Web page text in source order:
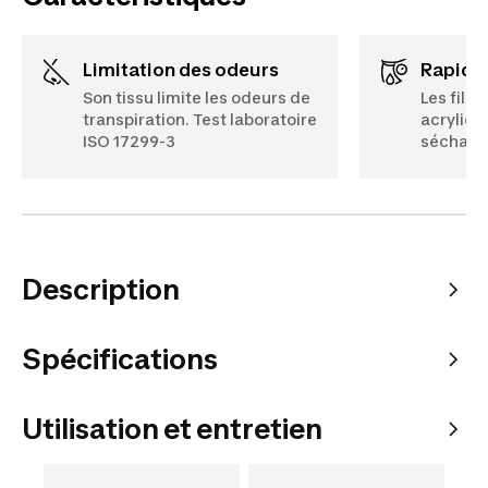
Limitation des odeurs
Son tissu limite les odeurs de
transpiration. Test laboratoire
ISO 17299-3
Les fils
Description
Spécifications
Utilisation et entretien